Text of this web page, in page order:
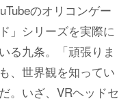
のオリコンゲー
」シリーズを実際に
る九条。「頑張りま
、世界観を知ってい
。いざ、VRヘッドセ